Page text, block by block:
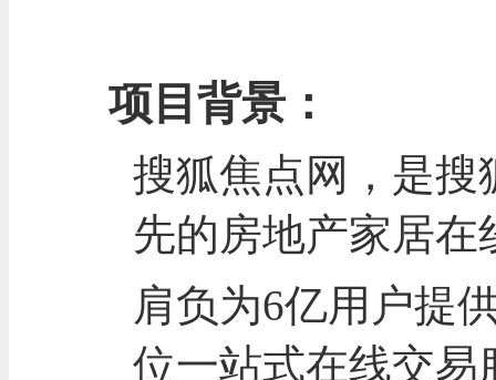
项目背景：
搜狐焦点网，是搜
先的房地产家居在
肩负为6亿用户提
位一站式在线交易